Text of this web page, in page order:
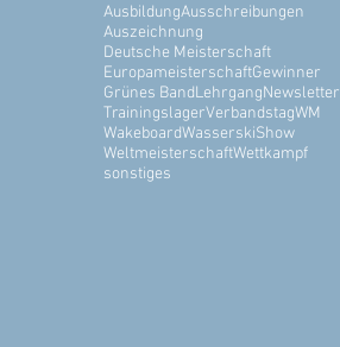
AusbildungAusschreibungen
Auszeichnung
Deutsche Meisterschaft
EuropameisterschaftGewinner
Grünes BandLehrgangNewsletter
TrainingslagerVerbandstagWM
WakeboardWasserskiShow
WeltmeisterschaftWettkampf
sonstiges